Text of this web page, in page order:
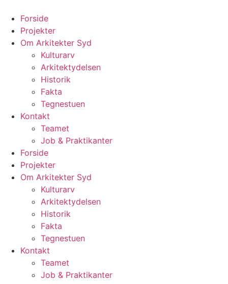
indhold
Forside
Projekter
Om Arkitekter Syd
Kulturarv
Arkitektydelsen
Historik
Fakta
Tegnestuen
Kontakt
Teamet
Job & Praktikanter
Forside
Projekter
Om Arkitekter Syd
Kulturarv
Arkitektydelsen
Historik
Fakta
Tegnestuen
Kontakt
Teamet
Job & Praktikanter